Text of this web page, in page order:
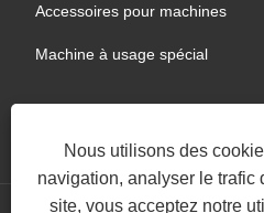
Accessoires pour machines
Machine à usage spécial
Nous utilisons des
navigation, analyser le trafic
site, vous acceptez notre